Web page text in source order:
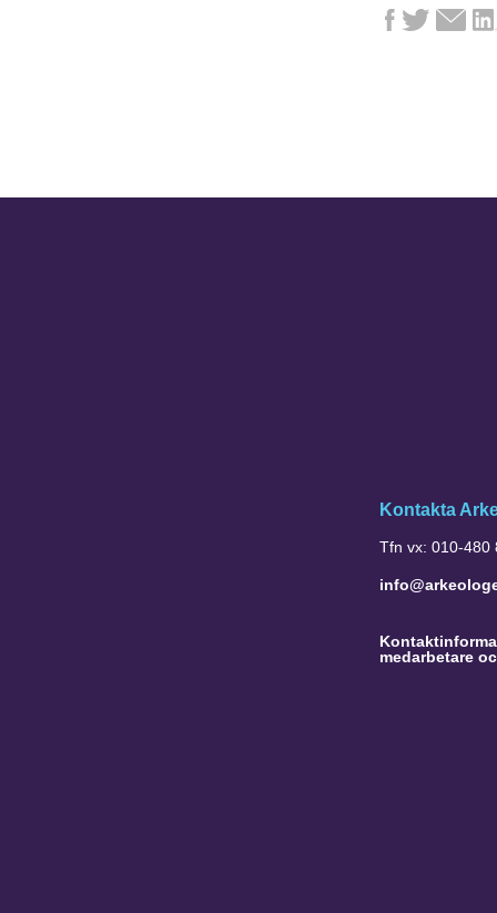
Kontakta
Tfn vx: 010-480
medarbetare